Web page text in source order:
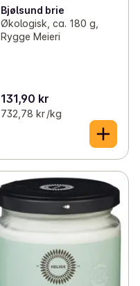
Bjølsund brie
Økologisk, ca. 180 g,
Rygge Meieri
131,90 kr
732,78 kr /kg